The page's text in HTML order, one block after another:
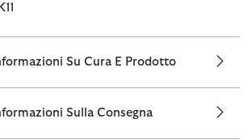
Su Cura E Prodotto
Sulla Consegna